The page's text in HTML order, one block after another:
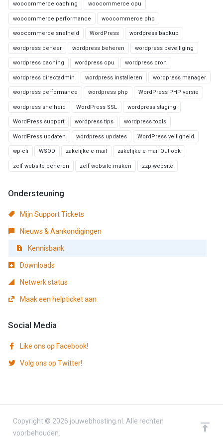
woocommerce caching woocommerce cpu
woocommerce performance woocommerce php
woocommerce snelheid WordPress wordpress backup
wordpress beheer wordpress beheren wordpress beveiliging
wordpress caching wordpress cpu wordpress cron
wordpress directadmin wordpress installeren wordpress manager
wordpress performance wordpress php WordPress PHP versie
wordpress snelheid WordPress SSL wordpress staging
WordPress support wordpress tips wordpress tools
WordPress updaten wordpress updates WordPress veiligheid
wp-cli WSOD zakelijke e-mail zakelijke e-mail Outlook
zelf website beheren zelf website maken zzp website
Ondersteuning
Mijn Support Tickets
Nieuws & Aankondigingen
Kennisbank
Downloads
Netwerk status
Maak een helpticket aan
Social Media
Like ons op Facebook!
Volg ons op Twitter!
Copyright © 2026 jouwebhosting.nl. Alle rechten
voorbehouden.